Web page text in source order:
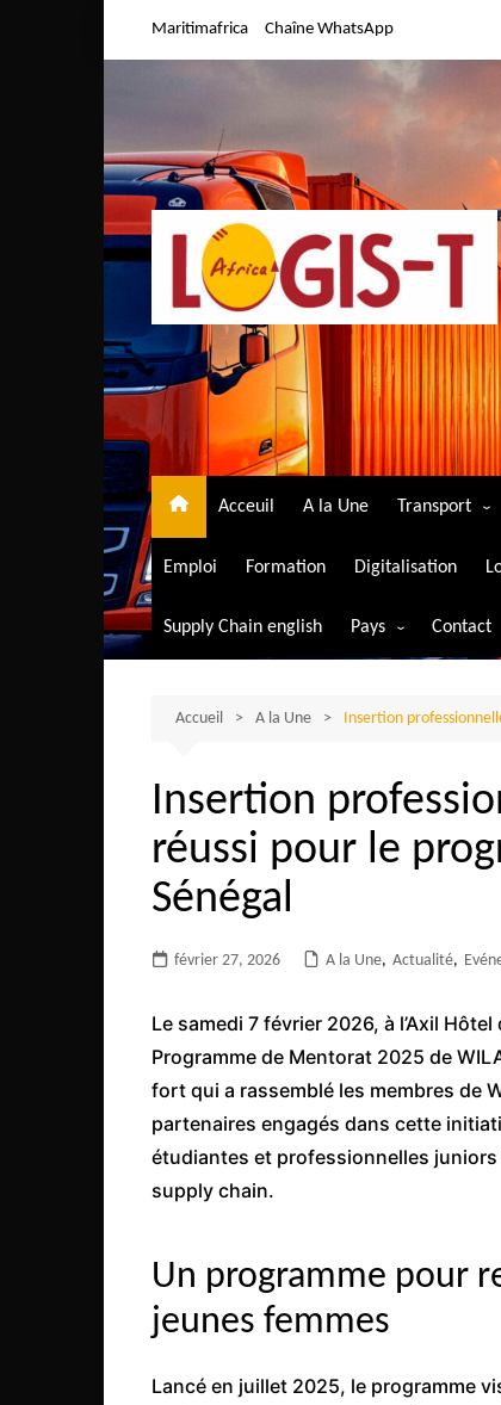
Maritimafrica Chaîne WhatsApp
Acceuil A la Une Transport
Transport
Transport
Transport
Emploi Formation Digitalisation
Supply Chain english Pays
Algérie
Bénin
Burkina-Faso
Cameroun
Côte d’Ivoire
Djibouti
Egypte
Gambie
Ghana
Contact
Accueil A la Une Insertion
Insertion
réussi pour le
Sénégal
février 27, 2026 A la Une, Actualité,
Le samedi 7 février 2026, à l’Axil
Programme de Mentorat 2025 de
fort qui a rassemblé les membres de
partenaires engagés dans cette
étudiantes et professionnelles
supply chain.
Un programme pour
jeunes femmes
Lancé en juillet 2025, le programme